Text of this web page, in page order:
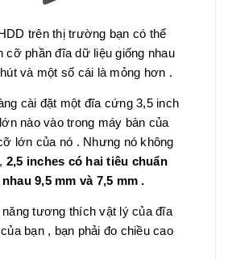
trên thị trường bạn có thể
cỡ phần đĩa dữ liệu giống nhau
và một số cái là mỏng hơn .
cài đặt một đĩa cứng 3,5 inch
nào vào trong máy bàn của
lớn của nó . Nhưng nó không
2,5 inches có hai tiêu chuẩn
9,5 mm và 7,5 mm .
tương thích vật lý của đĩa
bạn , bạn phải đo chiều cao